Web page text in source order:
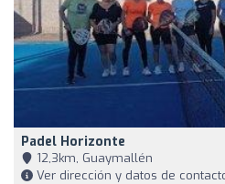
Padel Horizonte
12,3km, Guaymallén
Ver dirección y datos de